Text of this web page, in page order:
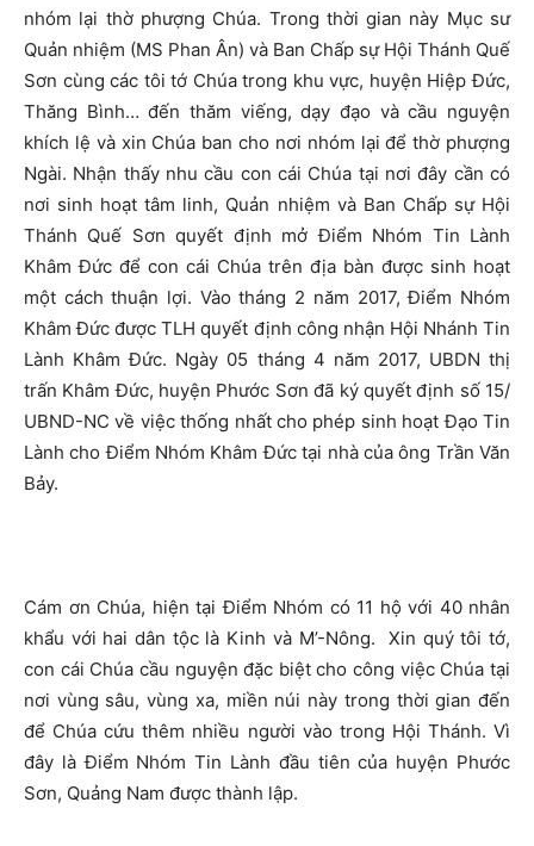
nhóm lại thờ phượng Chúa. Trong thời gian này Mục sư
Quản nhiệm (MS Phan Ân) và Ban Chấp sự Hội Thánh Quế
Sơn cùng các tôi tớ Chúa trong khu vực, huyện Hiệp Đức,
Thăng Bình… đến thăm viếng, dạy đạo và cầu nguyện
khích lệ và xin Chúa ban cho nơi nhóm lại để thờ phượng
Ngài. Nhận thấy nhu cầu con cái Chúa tại nơi đây cần có
nơi sinh hoạt tâm linh, Quản nhiệm và Ban Chấp sự Hội
Thánh Quế Sơn quyết định mở Điểm Nhóm Tin Lành
Khâm Đức để con cái Chúa trên địa bàn được sinh hoạt
một cách thuận lợi. Vào tháng 2 năm 2017, Điểm Nhóm
Khâm Đức được TLH quyết định công nhận Hội Nhánh Tin
Lành Khâm Đức. Ngày 05 tháng 4 năm 2017, UBDN thị
trấn Khâm Đức, huyện Phước Sơn đã ký quyết định số 15/
UBND-NC về việc thống nhất cho phép sinh hoạt Đạo Tin
Lành cho Điểm Nhóm Khâm Đức tại nhà của ông Trần Văn
Bảy.
Cám ơn Chúa, hiện tại Điểm Nhóm có 11 hộ với 40 nhân
khẩu với hai dân tộc là Kinh và M’-Nông. Xin quý tôi tớ,
con cái Chúa cầu nguyện đặc biệt cho công việc Chúa tại
nơi vùng sâu, vùng xa, miền núi này trong thời gian đến
để Chúa cứu thêm nhiều người vào trong Hội Thánh. Vì
đây là Điểm Nhóm Tin Lành đầu tiên của huyện Phước
Sơn, Quảng Nam được thành lập.